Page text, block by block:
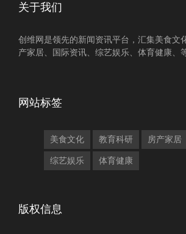
关于我们
创维网是领先的新闻资讯平台，汇集美食文
产家居、国际资讯、综艺娱乐、体育健康、
网站标签
美食文化 教育科研 房产家居
综艺娱乐 体育健康
版权信息